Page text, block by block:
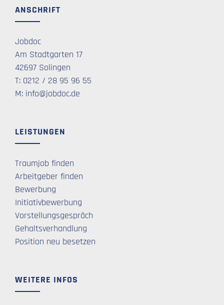
ANSCHRIFT
Jobdoc
Am Stadtgarten 17
42697 Solingen
T: 0212 / 28 95 96 55
M: info@jobdoc.de
LEISTUNGEN
Traumjob finden
Arbeitgeber finden
Bewerbung
Initiativbewerbung
Vorstellungsgespräch
Gehaltsverhandlung
Position neu besetzen
WEITERE INFOS